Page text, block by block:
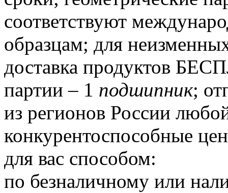
соответствуют
образцам; для
доставка продуктов
партии – 1 подшипник;
из регионов России
конкурентоспособные
для вас способом:
по безналичному или